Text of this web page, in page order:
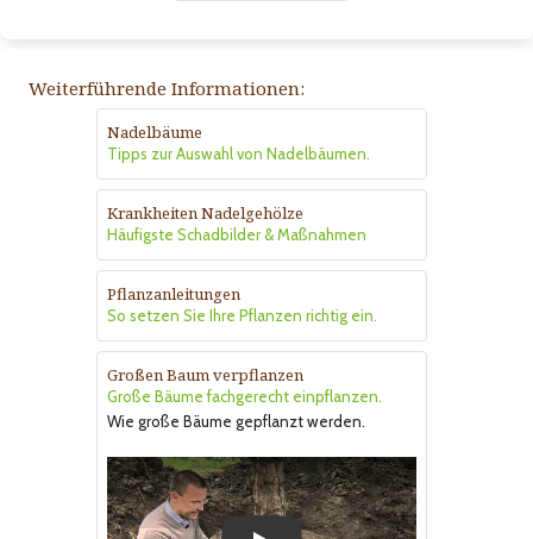
Weiterführende Informationen:
Nadelbäume
Tipps zur Auswahl von Nadelbäumen.
Krankheiten Nadelgehölze
Häufigste Schadbilder & Maßnahmen
Pflanzanleitungen
So setzen Sie Ihre Pflanzen richtig ein.
Großen Baum verpflanzen
Große Bäume fachgerecht einpflanzen.
Wie große Bäume gepflanzt werden.